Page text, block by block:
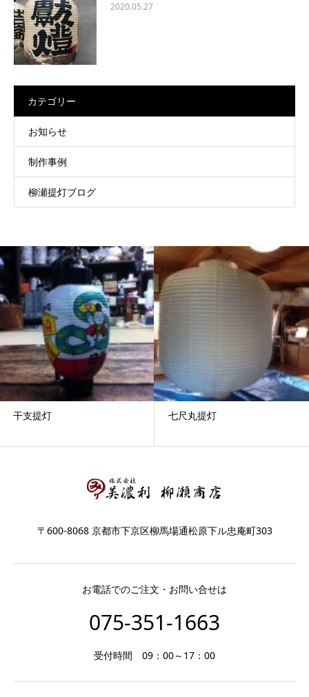
2020.05.27
カテゴリー
お知らせ
制作事例
柳瀬提灯ブログ
干支提灯 七尺丸提灯
〒600-8068 京都市下京区柳馬場通松原下ル忠庵町303
お電話でのご注文・お問い合せは
075-351-1663
受付時間 09：00～17：00